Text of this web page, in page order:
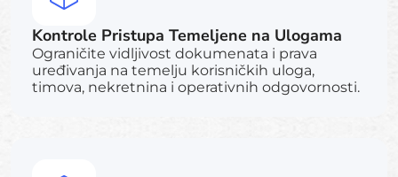
Kontrole Pristupa Temeljene na Ulogama
Ograničite vidljivost dokumenata i prava
uređivanja na temelju korisničkih uloga,
timova, nekretnina i operativnih odgovornosti.